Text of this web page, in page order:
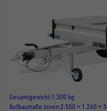
Gesamtgewicht 1.300 kg
Aufbaumaße innen 2.500 × 1.260 ×